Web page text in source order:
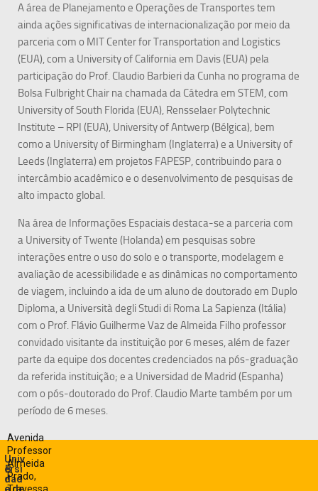
A área de Planejamento e Operações de Transportes tem
ainda ações significativas de internacionalização por meio da
parceria com o MIT Center for Transportation and Logistics
(EUA), com a University of California em Davis (EUA) pela
participação do Prof. Claudio Barbieri da Cunha no programa de
Bolsa Fulbright Chair na chamada da Cátedra em STEM, com
University of South Florida (EUA), Rensselaer Polytechnic
Institute – RPI (EUA), University of Antwerp (Bélgica), bem
como a University of Birmingham (Inglaterra) e a University of
Leeds (Inglaterra) em projetos FAPESP, contribuindo para o
intercâmbio acadêmico e o desenvolvimento de pesquisas de
alto impacto global.
Na área de Informações Espaciais destaca-se a parceria com
a University of Twente (Holanda) em pesquisas sobre
interações entre o uso do solo e o transporte, modelagem e
avaliação de acessibilidade e as dinâmicas no comportamento
de viagem, incluindo a ida de um aluno de doutorado em Duplo
Diploma, a Università degli Studi di Roma La Sapienza (Itália)
com o Prof. Flávio Guilherme Vaz de Almeida Filho professor
convidado visitante da instituição por 6 meses, além de fazer
parte da equipe dos docentes credenciados na pós-graduação
da referida instituição; e a Universidad de Madrid (Espanha)
com o pós-doutorado do Prof. Claudio Marte também por um
período de 6 meses.
Univ
ersi
dad
e de
B
r
a
Avenida
Professor
Almeida
Prado,
Travessa